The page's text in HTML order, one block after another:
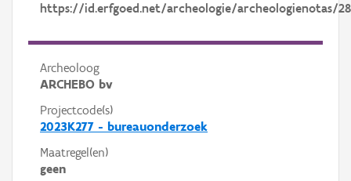
https://id.erfgoed.net/archeologie/archeologienotas/
Archeoloog
ARCHEBO bv
Projectcode(s)
2023K277 - bureauonderzoek
Maatregel(en)
geen